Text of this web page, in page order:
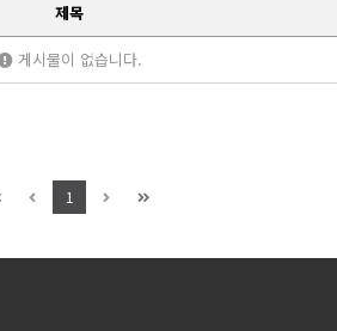
제목
게시물이 없습니다.
1